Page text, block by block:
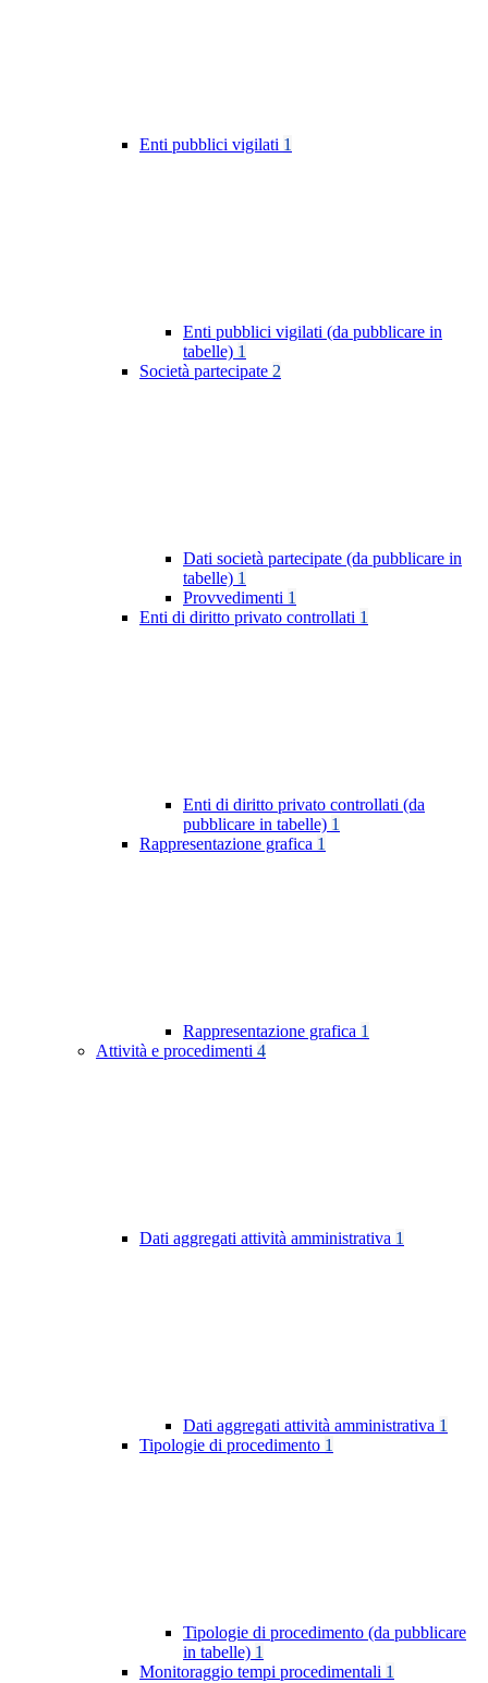
Enti pubblici vigilati 1
Enti pubblici vigilati (da pubblicare in
tabelle) 1
Società partecipate 2
Dati società partecipate (da pubblicare in
tabelle) 1
Provvedimenti 1
Enti di diritto privato controllati 1
Enti di diritto privato controllati (da
pubblicare in tabelle) 1
Rappresentazione grafica 1
Rappresentazione grafica 1
Attività e procedimenti 4
Dati aggregati attività amministrativa 1
Dati aggregati attività amministrativa 1
Tipologie di procedimento 1
Tipologie di procedimento (da pubblicare
in tabelle) 1
Monitoraggio tempi procedimentali 1